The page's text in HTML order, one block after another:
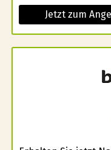
Jetzt zum